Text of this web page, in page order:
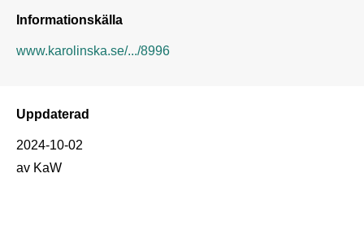
Informationskälla
www.karolinska.se/.../8996
Uppdaterad
2024-10-02
av KaW